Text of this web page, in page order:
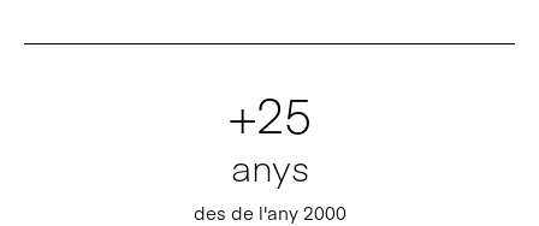
+25
anys
des de l'any 2000